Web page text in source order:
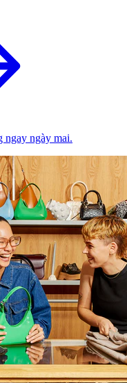
ngay ngày mai.